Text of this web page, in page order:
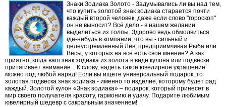
Знаки Зодиака Золото - Задумывались ли вы над тем,
что купить золотой знак зодиака старается почти
каждый второй человек, даже если слово "гороскоп"
он не выносит? Всё дело - в нашем желании
выделиться из толпы. Здорово ведь обмолвиться
где-нибудь в компании, что вы - сильный и
целеустремлённый Лев, предприимчивая Рыба или
Весы, у которых на всё есть своё мнение? А как
приятно, когда ваш знак зодиака из золота в виде кулона или подвески
притягивает внимание... К слову, надеть такое ювелирное украшение
можно под любой наряд! Если вы ищете универсальный подарок, то
золотая подвеска знак зодиака - именно то изделие, которому будет рад
каждый. Золотой кулон «Знак зодиака» – подарок, который принесет в
мир своего получателя красоту, гармонию и удачу. Подарите любимым
ювелирный шедевр с сакральным значением!